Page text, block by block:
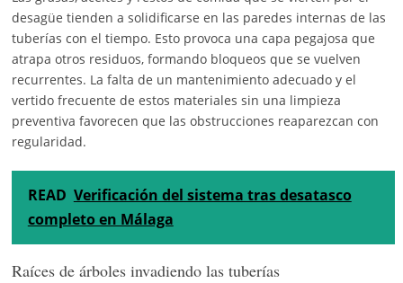
desagüe tienden a solidificarse en las paredes internas de las
tuberías con el tiempo. Esto provoca una capa pegajosa que
atrapa otros residuos, formando bloqueos que se vuelven
recurrentes. La falta de un mantenimiento adecuado y el
vertido frecuente de estos materiales sin una limpieza
preventiva favorecen que las obstrucciones reaparezcan con
regularidad.
READ Verificación del sistema tras desatasco
completo en Málaga
Raíces de árboles invadiendo las tuberías